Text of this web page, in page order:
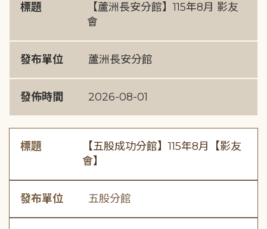
標題
【蘆洲長安分館】115年8月 影友
會
發布單位 蘆洲長安分館
發佈時間 2026-08-01
標題
【五股成功分館】115年8月【影友
會】
發布單位 五股分館